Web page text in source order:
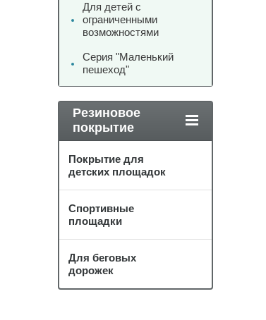
Для детей с
ограниченными
возможностями
Серия "Маленький
пешеход"
Резиновое
покрытие
Покрытие для
детских площадок
Спортивные
площадки
Для беговых
дорожек